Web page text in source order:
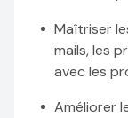
Maîtriser
mails, les
avec les
Améliorer